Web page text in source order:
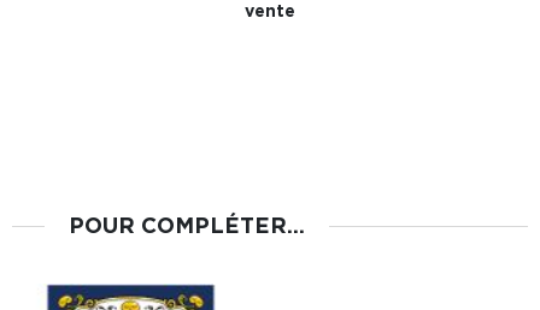
vente
POUR COMPLÉTER...